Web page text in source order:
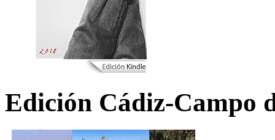
Edición Cádiz-Campo